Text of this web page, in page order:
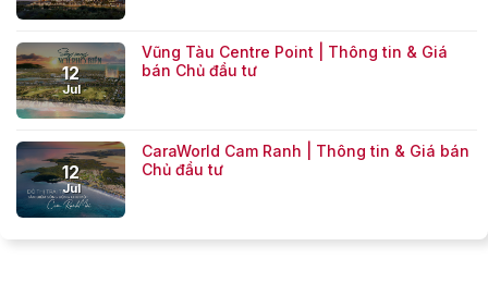
12
Jul
Vũng Tàu Centre Point | Thông tin & Giá
bán Chủ đầu tư
12
Jul
CaraWorld Cam Ranh | Thông tin & Giá bán
Chủ đầu tư